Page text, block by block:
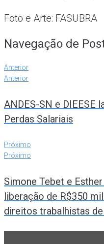
Foto e Arte: FASUBRA
Navegação de
Anterior
Anterior
ANDES-SN e DIEESE
Perdas Salariais
Próximo
Próximo
Simone Tebet e
liberação de R$350
direitos trabalhistas